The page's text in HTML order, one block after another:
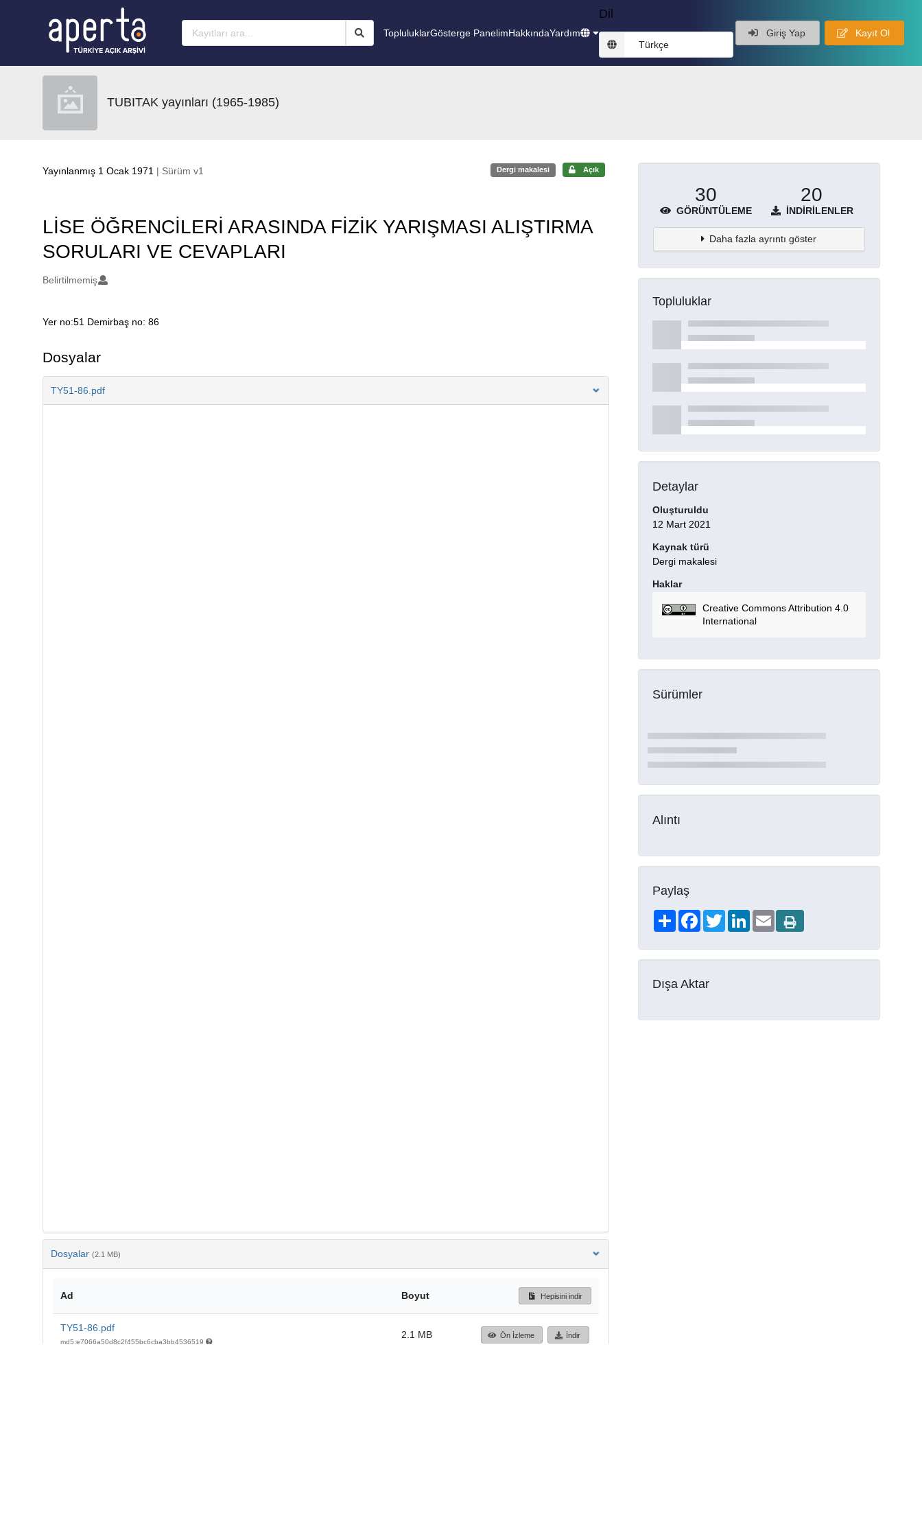
TopluluklarGösterge PanelimHakkındaYardım
Dil
Türkçe
Giriş Yap Kayıt Ol
TUBITAK yayınları (1965-1985)
Yayınlanmış 1 Ocak 1971 | Sürüm v1 Dergi makalesi Açık
LİSE ÖĞRENCİLERİ ARASINDA FİZİK YARIŞMASI ALIŞTIRMA
SORULARI VE CEVAPLARI
Oluşturanlar
Belirtilmemiş
Açıklama
Yer no:51 Demirbaş no: 86
Dosyalar
TY51-86.pdf
Dosyalar (2.1 MB)
Ad Boyut Hepisini indir
TY51-86.pdf
md5:e7066a50d8c2f455bc6cba3bb4536519
2.1 MB Ön İzleme İndir
30
GÖRÜNTÜLEME
20
İNDIRILENLER
Daha fazla ayrıntı göster
Topluluklar
Detaylar
Oluşturuldu
12 Mart 2021
Kaynak türü
Dergi makalesi
Haklar
Creative Commons Attribution 4.0
International
Sürümler
Alıntı
Paylaş
ShareFacebookTwitterLinkedIn
Email
Dışa Aktar